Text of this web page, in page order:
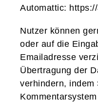
Automattic:
Nutzer können
oder auf die
Emailadresse
Übertragung der
verhindern, indem